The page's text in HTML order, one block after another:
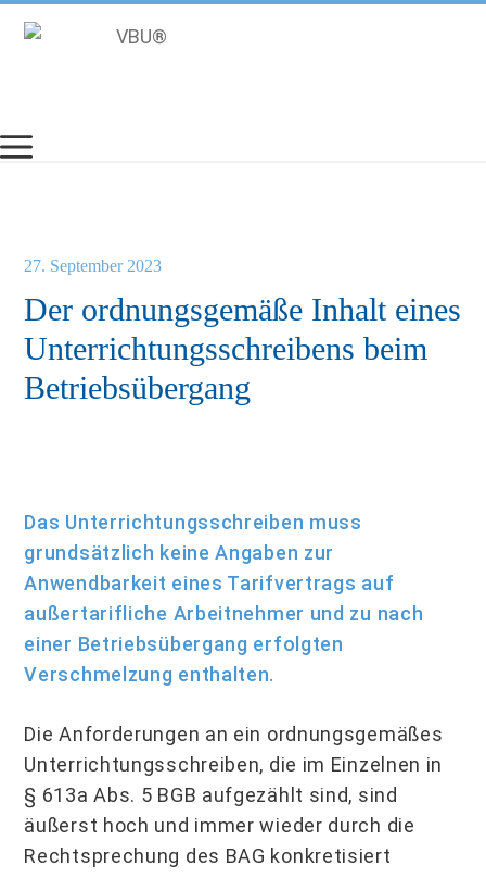
Inhalt
Der ordnungsgemäße Inhalt eines
Unterrichtungsschreibens beim
Betriebsübergang
27. September 2023
Das Unterrichtungsschreiben muss
grundsätzlich keine Angaben zur
Anwendbarkeit eines Tarifvertrags auf
außertarifliche Arbeitnehmer und zu nach
einer Betriebsübergang erfolgten
Verschmelzung enthalten.
Die Anforderungen an ein ordnungsgemäßes
Unterrichtungsschreiben, die im Einzelnen in
§ 613a Abs. 5 BGB aufgezählt sind, sind
äußerst hoch und immer wieder durch die
Rechtsprechung des BAG konkretisiert